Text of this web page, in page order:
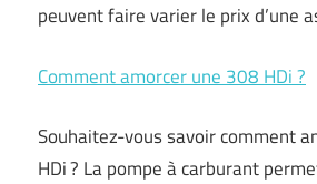
peuvent faire varier le prix d’une
Comment amorcer une 308 HDi ?
Souhaitez-vous savoir comment
HDi ? La pompe à carburant